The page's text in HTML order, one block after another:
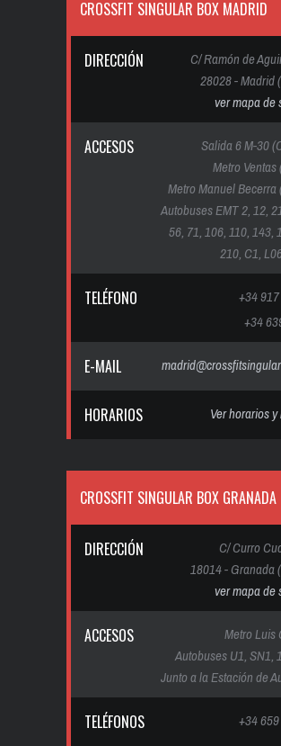
CROSSFIT SINGULAR BOX MADRID
DIRECCIÓN
C/ Ramón de
28028 - Madrid
ver mapa de
ACCESOS
Salida 6 M-30
Metro Ventas
Metro Manuel Becerra
Autobuses EMT 2, 12,
56, 71, 106, 110, 143,
210, C1,
TELÉFONO
+34
+34
E-MAIL
HORARIOS Ver horarios
CROSSFIT SINGULAR BOX GRANADA
DIRECCIÓN
C/ Curro
18014 - Granada
ver mapa de
ACCESOS
Metro Luis
Autobuses U1, SN1,
Junto a la Estación de
TELÉFONOS +34